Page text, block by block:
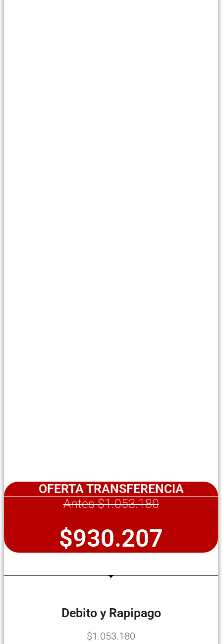
OFERTA TRANSFERENCIA
Antes $1.053.180
$930.207
Debito y Rapipago
$1.053.180